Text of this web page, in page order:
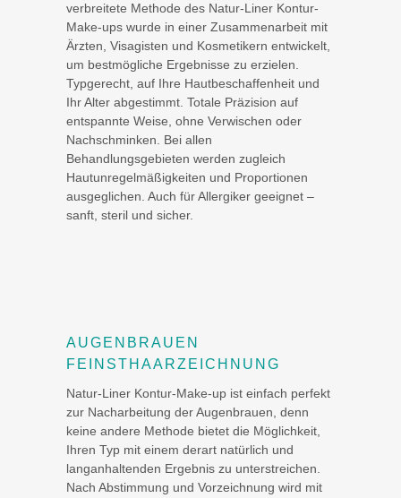
verbreitete Methode des Natur-Liner Kontur-
Make-ups wurde in einer Zusammenarbeit mit
Ärzten, Visagisten und Kosmetikern entwickelt,
um bestmögliche Ergebnisse zu erzielen.
Typgerecht, auf Ihre Hautbeschaffenheit und
Ihr Alter abgestimmt. Totale Präzision auf
entspannte Weise, ohne Verwischen oder
Nachschminken. Bei allen
Behandlungsgebieten werden zugleich
Hautunregelmäßigkeiten und Proportionen
ausgeglichen. Auch für Allergiker geeignet –
sanft, steril und sicher.
AUGENBRAUEN
FEINSTHAARZEICHNUNG
Natur-Liner Kontur-Make-up ist einfach perfekt
zur Nacharbeitung der Augenbrauen, denn
keine andere Methode bietet die Möglichkeit,
Ihren Typ mit einem derart natürlich und
langanhaltenden Ergebnis zu unterstreichen.
Nach Abstimmung und Vorzeichnung wird mit